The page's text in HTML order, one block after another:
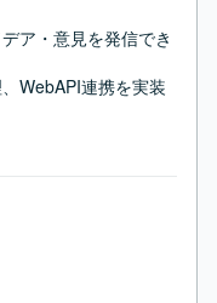
ア・意見を発信でき
WebAPI連携を実装